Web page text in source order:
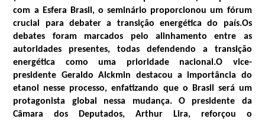
com a Esfera Brasil, o seminário proporcionou um fórum
crucial para debater a transição energética do país.Os
debates foram marcados pelo alinhamento entre as
autoridades presentes, todas defendendo a transição
energética como uma prioridade nacional.O vice-
presidente Geraldo Alckmin destacou a importância do
etanol nesse processo, enfatizando que o Brasil será um
protagonista global nessa mudança. O presidente da
Câmara dos Deputados, Arthur Lira, reforçou o